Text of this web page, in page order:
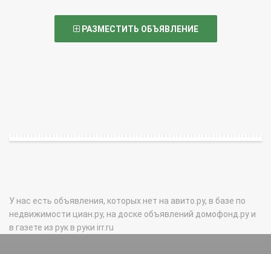
РАЗМЕСТИТЬ ОБЪЯВЛЕНИЕ
У нас есть объявления, которых нет на авито.ру, в базе по
недвижимости циан.ру, на доске объявлений домофонд.ру и
в газете из рук в руки irr.ru